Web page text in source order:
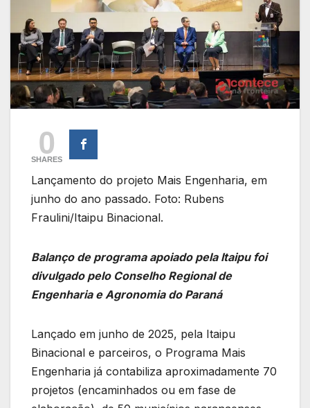
0
SHARES
Lançamento do projeto Mais Engenharia, em
junho do ano passado. Foto: Rubens
Fraulini/Itaipu Binacional.
Balanço de programa apoiado pela Itaipu foi
divulgado pelo Conselho Regional de
Engenharia e Agronomia do Paraná
Lançado em junho de 2025, pela Itaipu
Binacional e parceiros, o Programa Mais
Engenharia já contabiliza aproximadamente 70
projetos (encaminhados ou em fase de